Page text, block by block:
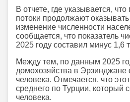
В отчете, где указывается,
потоки продолжают
изменение численности
сообщается, что показатель
2025 году составил минус 1,6
Между тем, по данным 2025
домохозяйства в Эрзинджане
человека. Отмечается, что
среднего по Турции, который
человека.